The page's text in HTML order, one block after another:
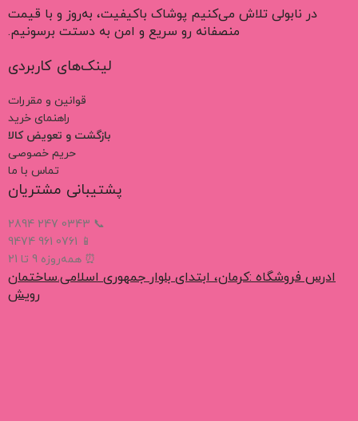
در نابولی تلاش می‌کنیم پوشاک باکیفیت، به‌روز و با قیمت
منصفانه رو سریع و امن به دستت برسونیم.
لینک‌های کاربردی
قوانین و مقررات
راهنمای خرید
بازگشت و تعویض کالا
حریم خصوصی
تماس با ما
پشتیبانی مشتریان
📞 0343 247 2894
📱 0761 961 9474
⏰ همه‌روزه 9 تا 21
ادرس فروشگاه :کرمان، ابتدای بلوار جمهوری اسلامی.ساختمان
رویش